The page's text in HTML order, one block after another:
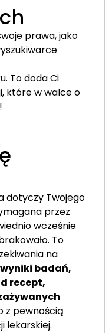
prawa, jako
To doda Ci
które w walce o
dotyczy Twojego
przez
wcześnie
To
na
wyniki badań,
recept,
z pewnością
lekarskiej.